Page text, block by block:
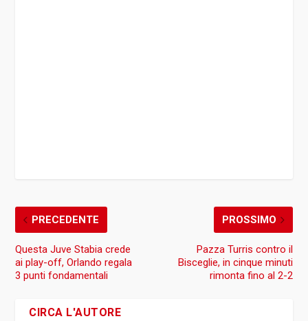
PRECEDENTE
Questa Juve Stabia crede
ai play-off, Orlando regala
3 punti fondamentali
PROSSIMO
Pazza Turris contro il
Bisceglie, in cinque minuti
rimonta fino al 2-2
CIRCA L'AUTORE